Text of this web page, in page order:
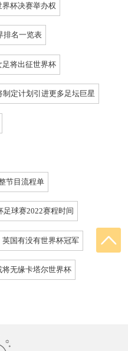
界杯决赛举办权
排名一览表
足将出征世界杯
制定计划引进更多足坛巨星
节目流程单
足球赛2022赛程时间
英国有没有世界杯冠军
将无缘卡塔尔世界杯